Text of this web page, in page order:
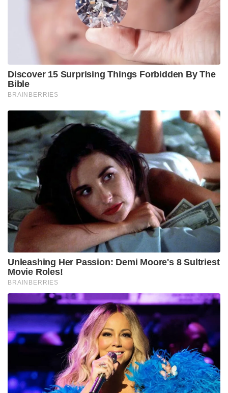
Discover 15 Surprising Things Forbidden By The
Bible
BRAINBERRIES
Unleashing Her Passion: Demi Moore's 8 Sultriest
Movie Roles!
BRAINBERRIES